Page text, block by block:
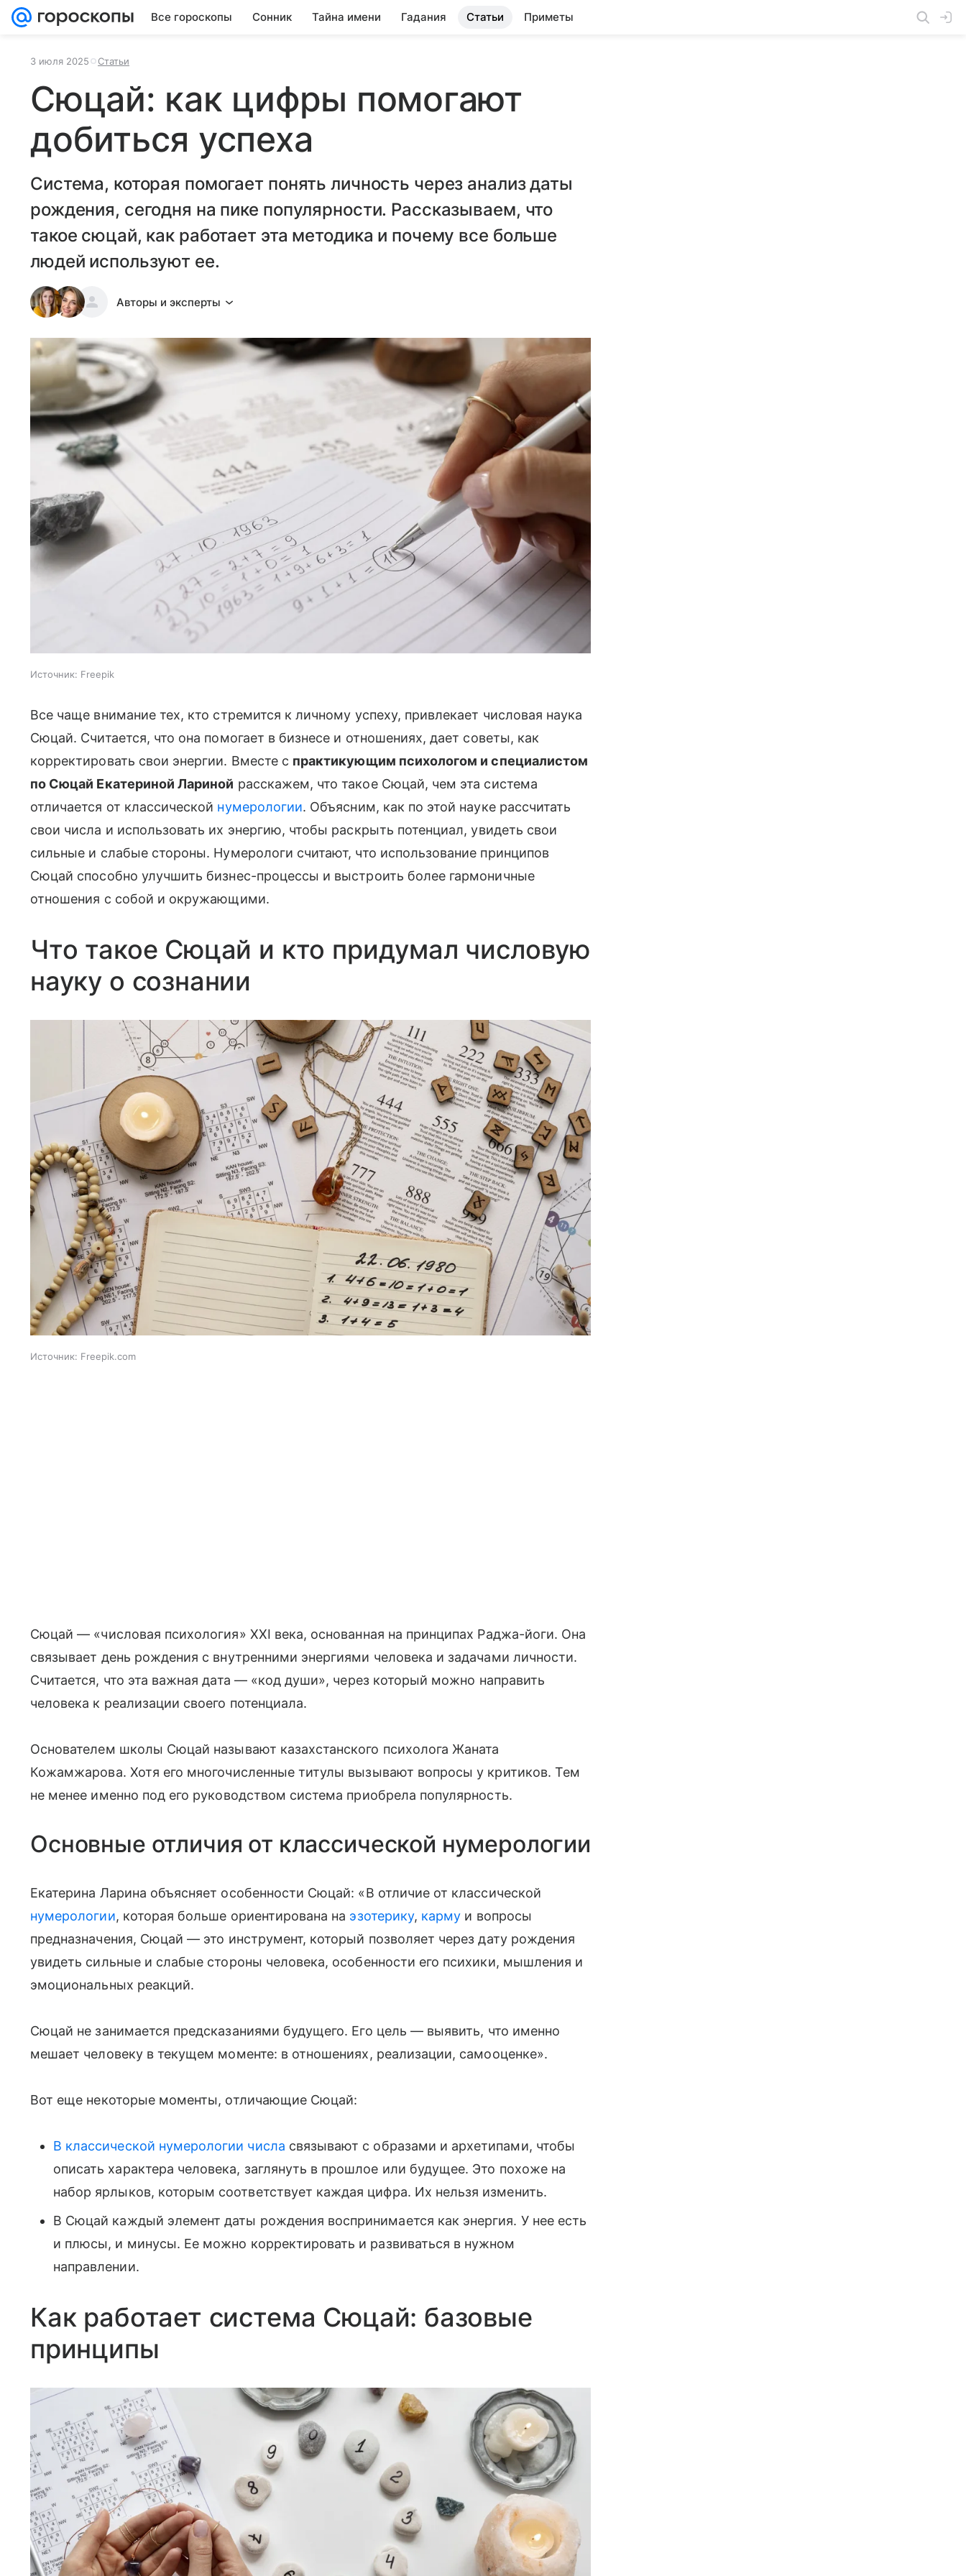
Все гороскопы Сонник Тайна имени Гадания Статьи Приметы
3 июля 2025 Статьи
Сюцай: как цифры помогают
добиться успеха
Система, которая помогает понять личность через анализ даты
рождения, сегодня на пике популярности. Рассказываем, что
такое сюцай, как работает эта методика и почему все больше
людей используют ее.
Авторы и эксперты
Источник: Freepik
Все чаще внимание тех, кто стремится к личному успеху, привлекает числовая наука
Сюцай. Считается, что она помогает в бизнесе и отношениях, дает советы, как
корректировать свои энергии. Вместе с практикующим психологом и специалистом
по Сюцай Екатериной Лариной расскажем, что такое Сюцай, чем эта система
отличается от классической нумерологии. Объясним, как по этой науке рассчитать
свои числа и использовать их энергию, чтобы раскрыть потенциал, увидеть свои
сильные и слабые стороны. Нумерологи считают, что использование принципов
Сюцай способно улучшить бизнес-процессы и выстроить более гармоничные
отношения с собой и окружающими.
Что такое Сюцай и кто придумал числовую
науку о сознании
Источник: Freepik.com
Сюцай — «числовая психология» XXI века, основанная на принципах Раджа-йоги. Она
связывает день рождения с внутренними энергиями человека и задачами личности.
Считается, что эта важная дата — «код души», через который можно направить
человека к реализации своего потенциала.
Основателем школы Сюцай называют казахстанского психолога Жаната
Кожамжарова. Хотя его многочисленные титулы вызывают вопросы у критиков. Тем
не менее именно под его руководством система приобрела популярность.
Основные отличия от классической нумерологии
Екатерина Ларина объясняет особенности Сюцай: «В отличие от классической
нумерологии, которая больше ориентирована на эзотерику, карму и вопросы
предназначения, Сюцай — это инструмент, который позволяет через дату рождения
увидеть сильные и слабые стороны человека, особенности его психики, мышления и
эмоциональных реакций.
Сюцай не занимается предсказаниями будущего. Его цель — выявить, что именно
мешает человеку в текущем моменте: в отношениях, реализации, самооценке».
Вот еще некоторые моменты, отличающие Сюцай:
В классической нумерологии числа связывают с образами и архетипами, чтобы
описать характера человека, заглянуть в прошлое или будущее. Это похоже на
набор ярлыков, которым соответствует каждая цифра. Их нельзя изменить.
В Сюцай каждый элемент даты рождения воспринимается как энергия. У нее есть
и плюсы, и минусы. Ее можно корректировать и развиваться в нужном
направлении.
Как работает система Сюцай: базовые
принципы